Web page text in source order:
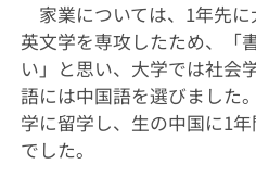
家業については、1年先
英文学を専攻したため、「
い」と思い、大学では社会
語には中国語を選びました
学に留学し、生の中国に1
でした。